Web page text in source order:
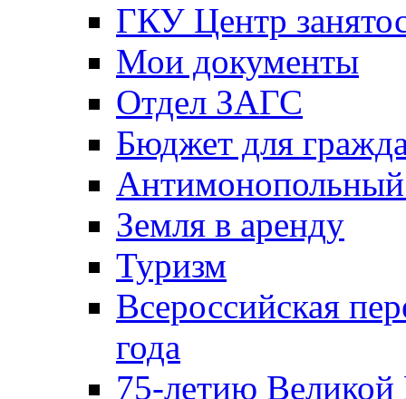
ГКУ Центр
Мои документы
Отдел ЗАГС
Бюджет для
Антимонопольный
Земля в аренду
Туризм
Всероссийская
года
75-летию